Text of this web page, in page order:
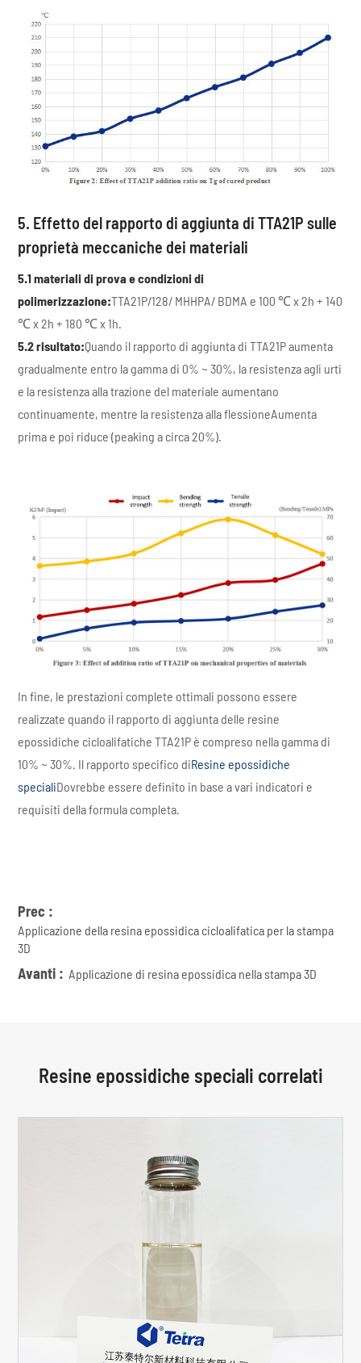
5. Effetto del rapporto di aggiunta di TTA21P sulle
proprietà meccaniche dei materiali
5.1 materiali di prova e condizioni di
polimerizzazione:TTA21P/128/ MHHPA/ BDMA e 100 ℃ x 2h + 140
℃ x 2h + 180 ℃ x 1h.
5.2 risultato:Quando il rapporto di aggiunta di TTA21P aumenta
gradualmente entro la gamma di 0% ~ 30%, la resistenza agli urti
e la resistenza alla trazione del materiale aumentano
continuamente, mentre la resistenza alla flessioneAumenta
prima e poi riduce (peaking a circa 20%).
In fine, le prestazioni complete ottimali possono essere
realizzate quando il rapporto di aggiunta delle resine
epossidiche cicloalifatiche TTA21P è compreso nella gamma di
10% ~ 30%. Il rapporto specifico diResine epossidiche
specialiDovrebbe essere definito in base a vari indicatori e
requisiti della formula completa.
Prec :
Applicazione della resina epossidica cicloalifatica per la stampa
3D
Avanti : Applicazione di resina epossidica nella stampa 3D
Resine epossidiche speciali correlati